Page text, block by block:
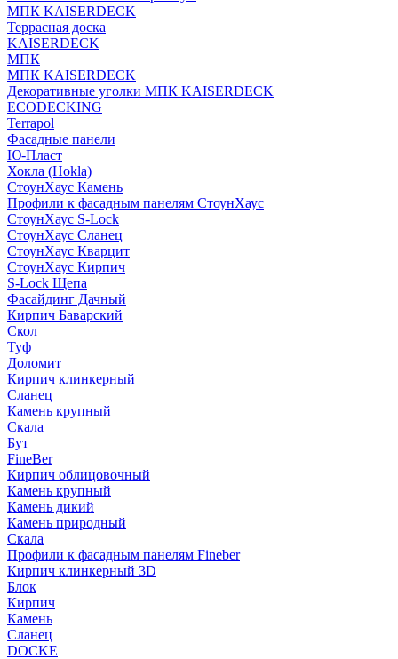
МПК KAISERDECK
Террасная доска
KAISERDECK
МПК
МПК KAISERDECK
Декоративные уголки МПК KAISERDECK
ECODECKING
Terrapol
Фасадные панели
Ю-Пласт
Хокла (Hokla)
СтоунХаус Камень
Профили к фасадным панелям СтоунХаус
СтоунХаус S-Lock
СтоунХаус Сланец
СтоунХаус Кварцит
СтоунХаус Кирпич
S-Lock Щепа
Фасайдинг Дачный
Кирпич Баварский
Скол
Туф
Доломит
Кирпич клинкерный
Сланец
Камень крупный
Скала
Бут
FineBer
Кирпич облицовочный
Камень крупный
Камень дикий
Камень природный
Скала
Профили к фасадным панелям Fineber
Кирпич клинкерный 3D
Блок
Кирпич
Камень
Сланец
DOCKE